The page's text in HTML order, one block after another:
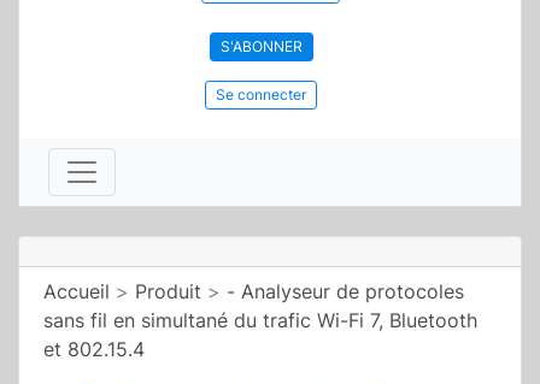
S'ABONNER
Se connecter
Accueil > Produit > - Analyseur de protocoles
sans fil en simultané du trafic Wi-Fi 7, Bluetooth
et 802.15.4